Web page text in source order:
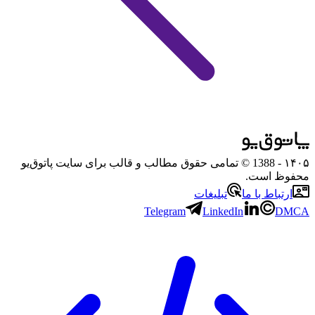
۱۴۰۵
- 1388 © تمامی حقوق مطالب و قالب برای سایت پاتوق‌یو
محفوظ است.
ارتباط با ما
تبلیغات
Telegram
LinkedIn DMCA